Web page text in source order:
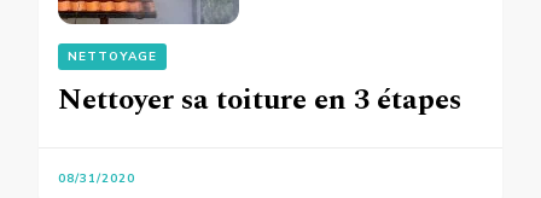
NETTOYAGE
Nettoyer sa toiture en 3 étapes
08/31/2020